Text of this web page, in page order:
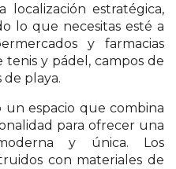
localización estratégica,
lo que necesitas esté a
y farmacias
tenis y pádel, campos de
playa.
un espacio que combina
para ofrecer una
y única. Los
con materiales de